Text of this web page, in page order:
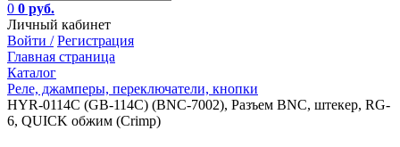
0 0 руб.
Личный кабинет
Войти / Регистрация
Главная страница
Каталог
Реле, джамперы, переключатели, кнопки
HYR-0114C (GB-114C) (BNC-7002), Разъем BNC, штекер, RG-
6, QUICK обжим (Crimp)